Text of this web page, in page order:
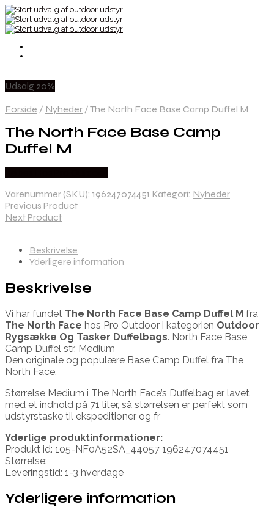
Udsalg 20%
Forside / Nyheder /The North Face Base Camp Duffel M
The North Face Base Camp
Duffel M
Varenummer (SKU): 196247074451 Kategori: Nyheder
Previous Product
Next Product
Beskrivelse
Yderligere information
Beskrivelse
Vi har fundet The North Face Base Camp Duffel M fra
The North Face hos Pro Outdoor i kategorien Outdoor
Rygsække Og Tasker Duffelbags. North Face Base
Camp Duffel str. Medium
Den originale og populære Base Camp Duffel fra The
North Face.
Størrelse Medium i The North Face’s Duffelbag er lavet
med et indhold på 71 liter, så størrelsen er perfekt som
udstyrstaske til ekspeditioner og fr
Yderlige produktinformationer:
Produkt id: 105-NF0A52SA_44057 196247074451
Størrelse:
Leveringstid: 1-3 hverdage
Yderligere information